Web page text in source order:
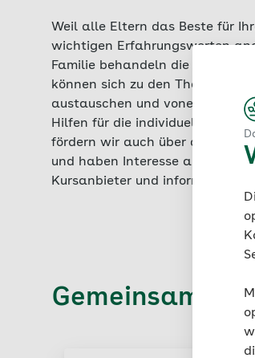
Weil alle Eltern das Beste für
wichtigen Erfahrungswerten
Familie behandeln die
können sich zu den Themen
austauschen und voneinander
Hilfen für die individuellen
fördern wir auch über die
und haben Interesse an
Kursanbieter und informieren
Gemeinsam